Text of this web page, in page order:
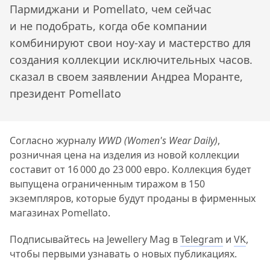
Пармиджани и Pomellato, чем сейчас
и не подобрать, когда обе компании
комбинируют свои ноу-хау и мастерство для
создания коллекции исключительных часов.
сказал в своем заявлении Андреа Моранте,
президент Pomellato
Согласно журналу WWD(Women's Wear Daily),
розничная цена на изделия из новой коллекции
составит от 16 000 до 23 000 евро. Коллекция будет
выпущена ограниченным тиражом в 150
экземпляров, которые будут проданы в фирменных
магазинах Pomellato.
Подписывайтесь на Jewellery Mag вTelegram и VK,
чтобы первыми узнавать о новых публикациях.